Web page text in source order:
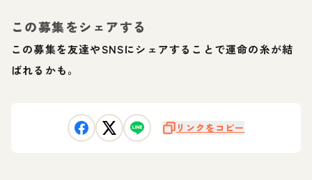
この募集をシェアする
この募集を友達やSNSにシェアすることで運命の糸が結
ばれるかも。
リンクをコピー